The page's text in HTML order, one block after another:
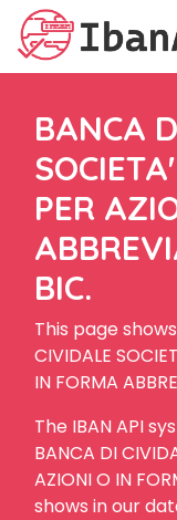
BANCA
PER
BIC.
This page
CIVIDALE
IN FORMA
The IBAN API
BANCA DI
AZIONI O IN
shows in our